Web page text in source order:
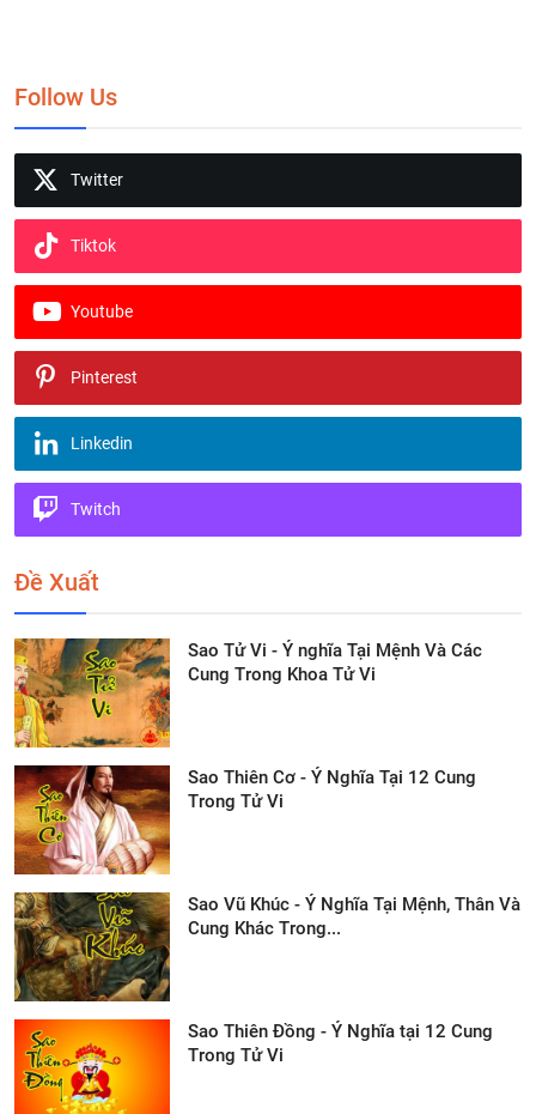
Follow Us
Twitter
Tiktok
Youtube
Pinterest
Linkedin
Twitch
Đề Xuất
Sao Tử Vi - Ý nghĩa Tại Mệnh Và Các
Cung Trong Khoa Tử Vi
Sao Thiên Cơ - Ý Nghĩa Tại 12 Cung
Trong Tử Vi
Sao Vũ Khúc - Ý Nghĩa Tại Mệnh, Thân Và
Cung Khác Trong...
Sao Thiên Đồng - Ý Nghĩa tại 12 Cung
Trong Tử Vi